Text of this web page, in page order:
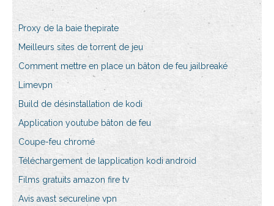
Proxy de la baie thepirate
Meilleurs sites de torrent de jeu
Comment mettre en place un bâton de feu jailbreaké
Limevpn
Build de désinstallation de kodi
Application youtube bâton de feu
Coupe-feu chromé
Téléchargement de lapplication kodi android
Films gratuits amazon fire tv
Avis avast secureline vpn